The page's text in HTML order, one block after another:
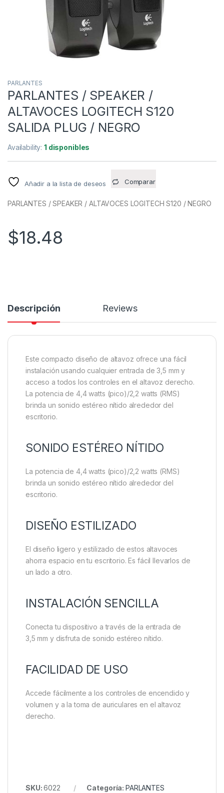
PARLANTES
PARLANTES / SPEAKER /
ALTAVOCES LOGITECH S120
SALIDA PLUG / NEGRO
Availability:1 disponibles
Añadir a la lista de deseos Comparar
PARLANTES / SPEAKER / ALTAVOCES LOGITECH S120 / NEGRO
$18.48
Descripción Reviews
Este compacto diseño de altavoz ofrece una fácil
instalación usando cualquier entrada de 3,5 mm y
acceso a todos los controles en el altavoz derecho.
La potencia de 4,4 watts (pico)/2,2 watts (RMS)
brinda un sonido estéreo nítido alrededor del
escritorio.
SONIDO ESTÉREO NÍTIDO
La potencia de 4,4 watts (pico)/2,2 watts (RMS)
brinda un sonido estéreo nítido alrededor del
escritorio.
DISEÑO ESTILIZADO
El diseño ligero y estilizado de estos altavoces
ahorra espacio en tu escritorio. Es fácil llevarlos de
un lado a otro.
INSTALACIÓN SENCILLA
Conecta tu dispositivo a través de la entrada de
3,5 mm y disfruta de sonido estéreo nítido.
FACILIDAD DE USO
Accede fácilmente a los controles de encendido y
volumen y a la toma de auriculares en el altavoz
derecho.
SKU:6022 Categoría: PARLANTES